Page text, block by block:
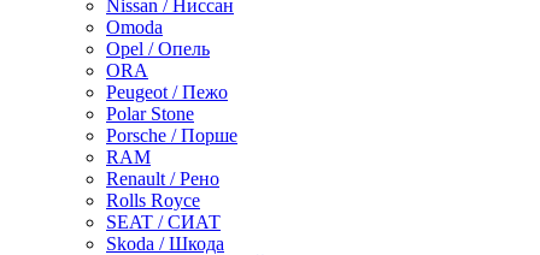
Nissan / Ниссан
Omoda
Opel / Опель
ORA
Peugeot / Пежо
Polar Stone
Porsche / Порше
RAM
Renault / Рено
Rolls Royce
SEAT / СИАТ
Skoda / Шкода